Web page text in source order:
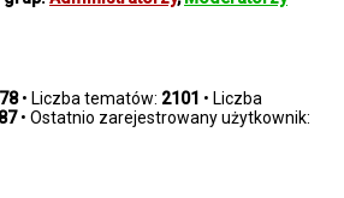
• Liczba tematów: 2101 • Liczba
• Ostatnio zarejestrowany użytkownik: